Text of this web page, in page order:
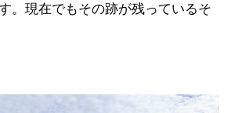
。現在でもその跡が残っているそ